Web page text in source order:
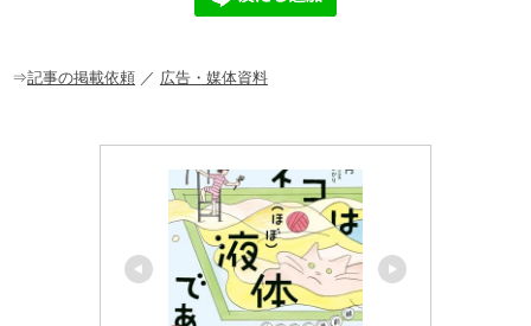
o
a
⇒記事の掲載依頼 ／ 広告・媒体資料